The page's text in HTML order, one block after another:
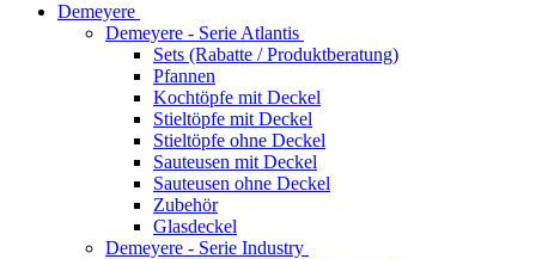
Demeyere
Demeyere - Serie Atlantis
Sets (Rabatte / Produktberatung)
Pfannen
Kochtöpfe mit Deckel
Stieltöpfe mit Deckel
Stieltöpfe ohne Deckel
Sauteusen mit Deckel
Sauteusen ohne Deckel
Zubehör
Glasdeckel
Demeyere - Serie Industry